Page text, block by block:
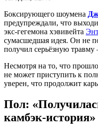
Боксирующего шоумена
предупреждали, что
экс-гегемона хэвивейта
сумасшедшая идея. Он не
получил серьёзную
Несмотря на то, что
не может приступить к
уверен, что продолжит
Пол:
камбэк-история»